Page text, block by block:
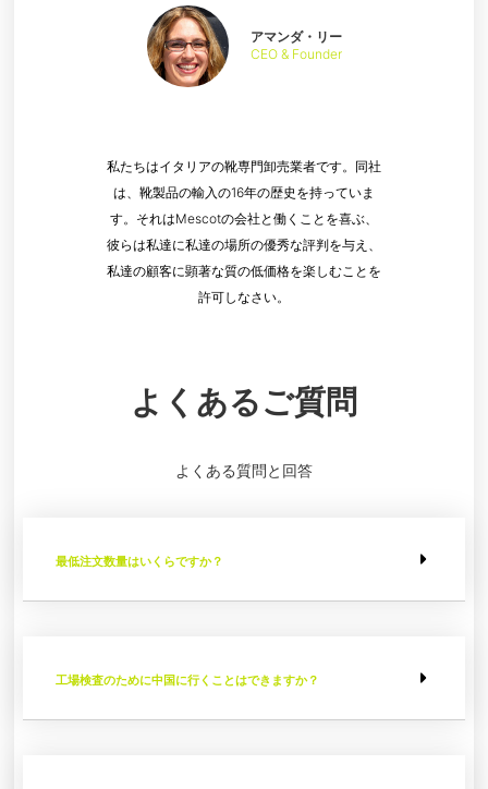
私たちはイタリアの靴専門卸売業者です。同社
は、靴製品の輸入の16年の歴史を持っていま
す。それはMescotの会社と働くことを喜ぶ、
彼らは私達に私達の場所の優秀な評判を与え、
私達の顧客に顕著な質の低価格を楽しむことを
許可しなさい。
アマンダ・リー
CEO & Founder
よくあるご質問
よくある質問と回答
最低注文数量はいくらですか？
工場検査のために中国に行くことはできますか？